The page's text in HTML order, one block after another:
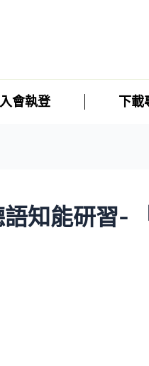
入會執登 下載
知能研習-